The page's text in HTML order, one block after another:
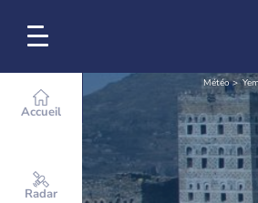
Accueil
Radar
Météo